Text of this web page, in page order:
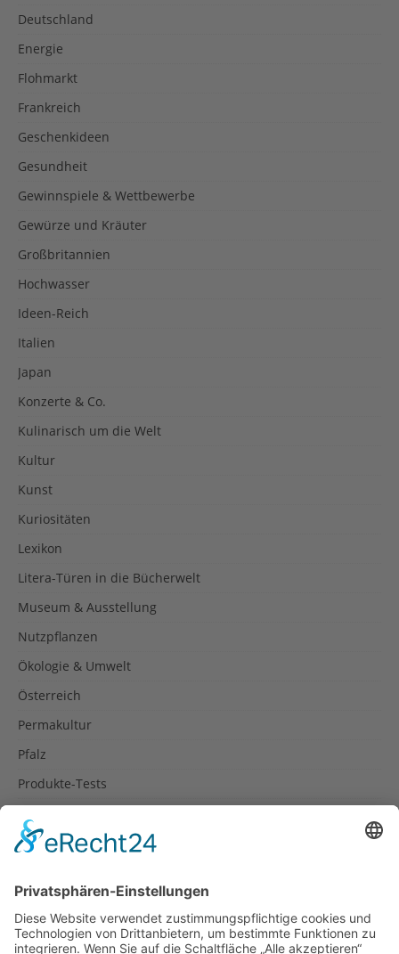
Deutschland
Energie
Flohmarkt
Frankreich
Geschenkideen
Gesundheit
Gewinnspiele & Wettbewerbe
Gewürze und Kräuter
Großbritannien
Hochwasser
Ideen-Reich
Italien
Japan
Konzerte & Co.
Kulinarisch um die Welt
Kultur
Kunst
Kuriositäten
Lexikon
Litera-Türen in die Bücherwelt
Museum & Ausstellung
Nutzpflanzen
Ökologie & Umwelt
Österreich
Permakultur
Pfalz
Produkte-Tests
Rezepte
Spanien
Südtirol